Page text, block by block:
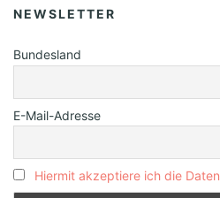
NEWSLETTER
Bundesland
E-Mail-Adresse
Hiermit akzeptiere ich die